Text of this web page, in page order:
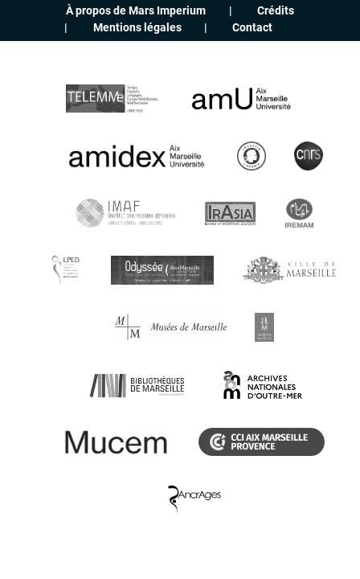
À propos de Mars Imperium
Crédits
Mentions légales
Contact